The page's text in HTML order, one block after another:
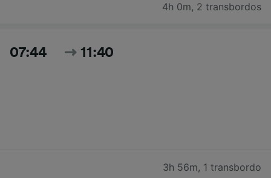
4h 0m, 2 transbordos
07:44 11:40
3h 56m, 1 transbordo